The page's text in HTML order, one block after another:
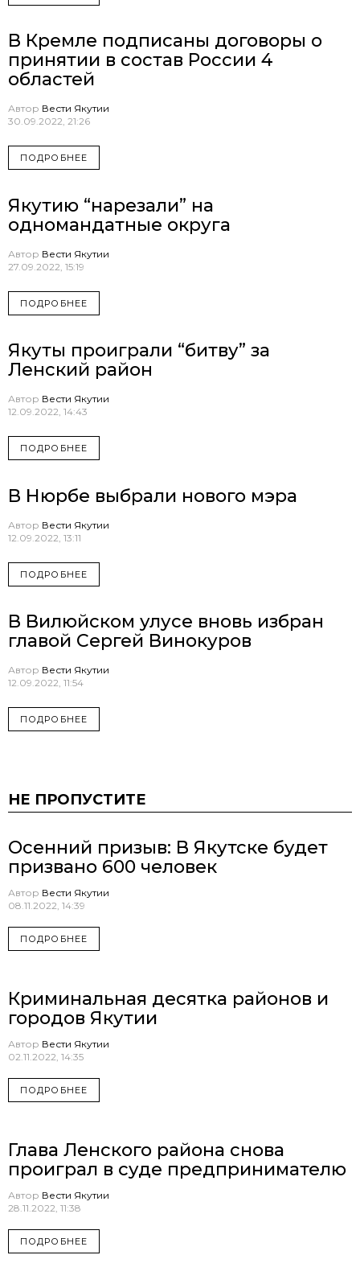
В Кремле подписаны договоры о
принятии в состав России 4
областей
Автор Вести Якутии
30.09.2022, 21:26
ПОДРОБНЕЕ
Якутию “нарезали” на
одномандатные округа
Автор Вести Якутии
27.09.2022, 15:19
ПОДРОБНЕЕ
Якуты проиграли “битву” за
Ленский район
Автор Вести Якутии
12.09.2022, 14:43
ПОДРОБНЕЕ
В Нюрбе выбрали нового мэра
Автор Вести Якутии
12.09.2022, 13:11
ПОДРОБНЕЕ
В Вилюйском улусе вновь избран
главой Сергей Винокуров
Автор Вести Якутии
12.09.2022, 11:54
ПОДРОБНЕЕ
НЕ ПРОПУСТИТЕ
Осенний призыв: В Якутске будет
призвано 600 человек
Автор Вести Якутии
08.11.2022, 14:39
ПОДРОБНЕЕ
Криминальная десятка районов и
городов Якутии
Автор Вести Якутии
02.11.2022, 14:35
ПОДРОБНЕЕ
Глава Ленского района снова
проиграл в суде предпринимателю
Автор Вести Якутии
28.11.2022, 11:38
ПОДРОБНЕЕ